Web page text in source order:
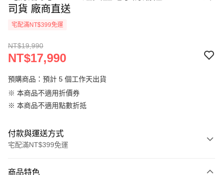
司貨 廠商直送
宅配滿NT$399免運
NT$19,990
NT$17,990
預購商品：預計 5 個工作天出貨
※ 本商品不適用折價券
※ 本商品不適用點數折抵
付款與運送方式
宅配滿NT$399免運
商品特色